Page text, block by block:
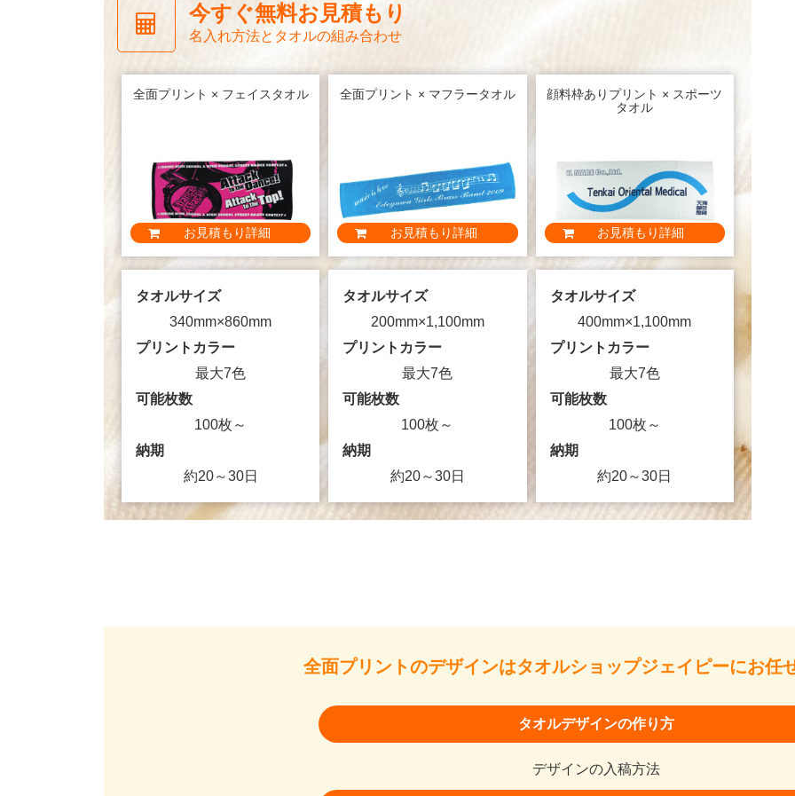
今すぐ無料お見積もり
名入れ方法とタオルの組み合わせ
全面プリント × フェイスタオル
お見積もり詳細
タオルサイズ
340mm×860mm
プリントカラー
最大7色
可能枚数
100枚～
納期
約20～30日
全面プリント × マフラータオル
お見積もり詳細
タオルサイズ
200mm×1,100mm
プリントカラー
最大7色
可能枚数
100枚～
納期
約20～30日
顔料枠ありプリント × スポーツ
タオル
お見積もり詳細
タオルサイズ
400mm×1,100mm
プリントカラー
最大7色
可能枚数
100枚～
納期
約20～30日
全面プリントのデザインはタオルショップジェイピーにお任
タオルデザインの作り方
デザインの入稿方法